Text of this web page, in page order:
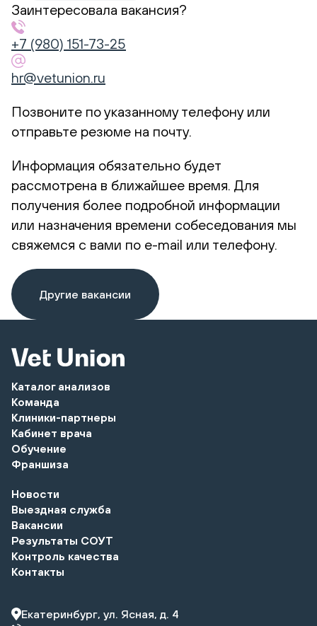
Заинтересовала вакансия?
+7 (980) 151-73-25
hr@vetunion.ru
Позвоните по указанному телефону или
отправьте резюме на почту.
Информация обязательно будет
рассмотрена в ближайшее время. Для
получения более подробной информации
или назначения времени собеседования мы
свяжемся с вами по e-mail или телефону.
Другие вакансии
Каталог анализов
Команда
Клиники-партнеры
Кабинет врача
Обучение
Франшиза
Новости
Выездная служба
Вакансии
Результаты СОУТ
Контроль качества
Контакты
Екатеринбург, ул. Ясная, д. 4